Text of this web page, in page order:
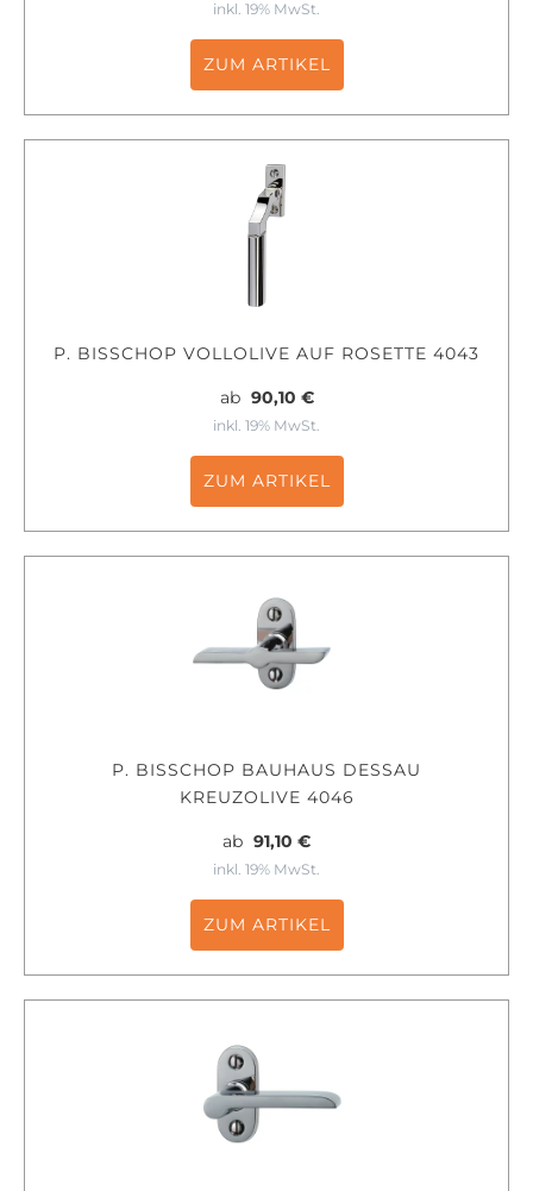
inkl. 19% MwSt.
ZUM ARTIKEL
P. BISSCHOP VOLLOLIVE AUF ROSETTE 4043
ab 90,10 €
inkl. 19% MwSt.
ZUM ARTIKEL
P. BISSCHOP BAUHAUS DESSAU
KREUZOLIVE 4046
ab 91,10 €
inkl. 19% MwSt.
ZUM ARTIKEL